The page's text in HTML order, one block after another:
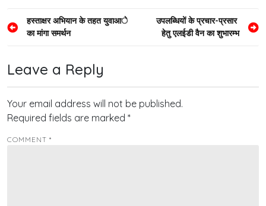
Post
navigation
हस्ताक्षर अभियान के तहत युवाआे
का मांगा समर्थन
उपलब्धियों के प्रचार-प्रसार
हेतु एलईडी वैन का शुभारम्भ
Leave a Reply
Your email address will not be published.
Required fields are marked *
COMMENT *